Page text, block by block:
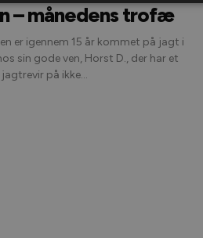
– månedens trofæ
er igennem 15 år kommet på jagt i
sin gode ven, Horst D., der har et
på ikke...